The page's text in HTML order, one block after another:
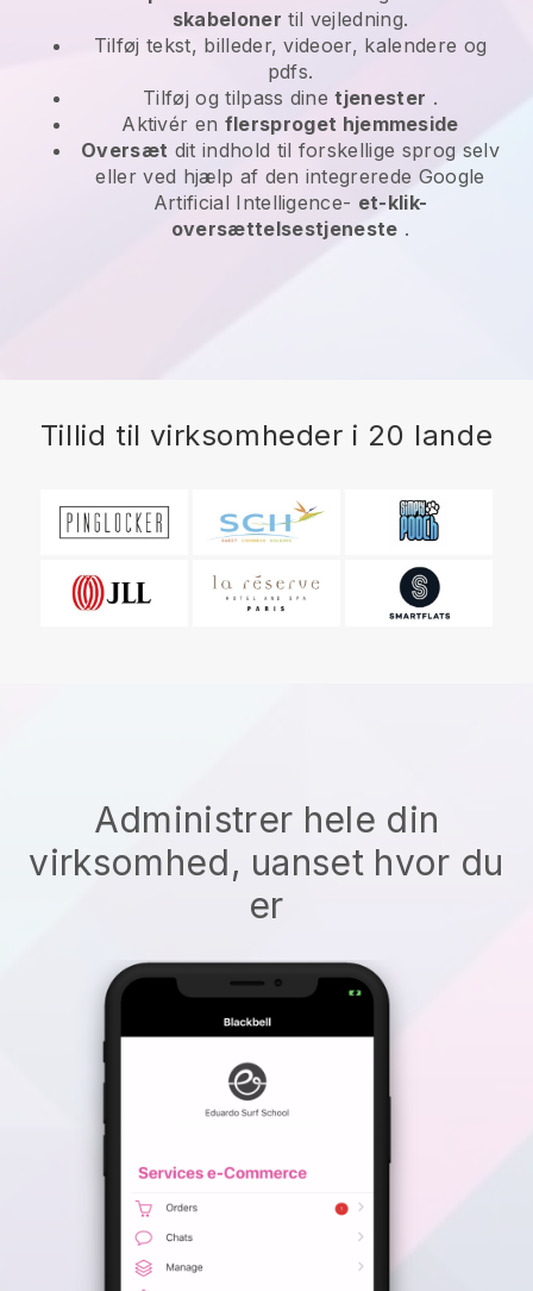
skabeloner til vejledning.
Tilføj tekst, billeder, videoer, kalendere og
pdfs.
Tilføj og tilpass dinetjenester .
Aktivér en flersproget hjemmeside
Oversæt dit indhold til forskellige sprog selv
eller ved hjælp af den integrerede Google
Artificial Intelligence- et-klik-
oversættelsestjeneste .
Tillid til virksomheder i 20 lande
Administrer hele din
virksomhed, uanset hvor du
er